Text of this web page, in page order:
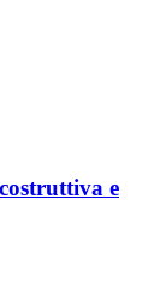
e